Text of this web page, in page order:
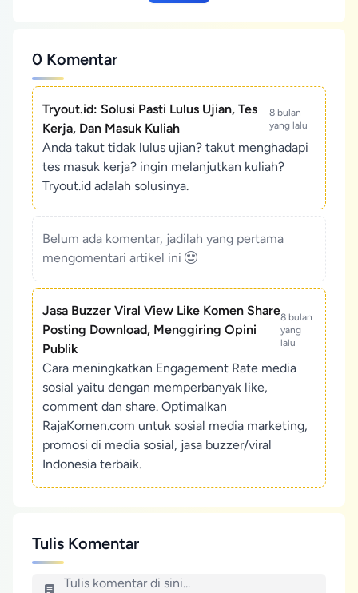
0 Komentar
Tryout.id: Solusi Pasti Lulus Ujian, Tes
Kerja, Dan Masuk Kuliah
8 bulan
yang lalu
Anda takut tidak lulus ujian? takut menghadapi
tes masuk kerja? ingin melanjutkan kuliah?
Tryout.id adalah solusinya.
Belum ada komentar, jadilah yang pertama
mengomentari artikel ini
Jasa Buzzer Viral View Like Komen Share
Posting Download, Menggiring Opini
Publik
8 bulan
yang
lalu
Cara meningkatkan Engagement Rate media
sosial yaitu dengan memperbanyak like,
comment dan share. Optimalkan
RajaKomen.com untuk sosial media marketing,
promosi di media sosial, jasa buzzer/viral
Indonesia terbaik.
Tulis Komentar